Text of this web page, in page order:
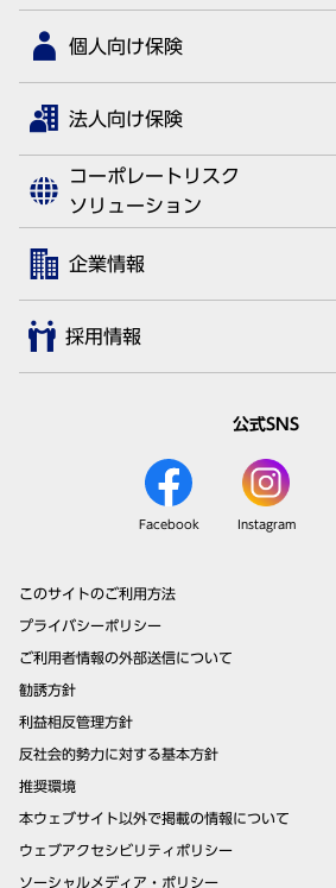
個人向け保険
法人向け保険
コーポレートリスク
ソリューション
企業情報
採用情報
公式SNS
Facebook Instagram
このサイトのご利用方法
プライバシーポリシー
ご利用者情報の外部送信について
勧誘方針
利益相反管理方針
反社会的勢力に対する基本方針
推奨環境
本ウェブサイト以外で掲載の情報について
ウェブアクセシビリティポリシー
ソーシャルメディア・ポリシー